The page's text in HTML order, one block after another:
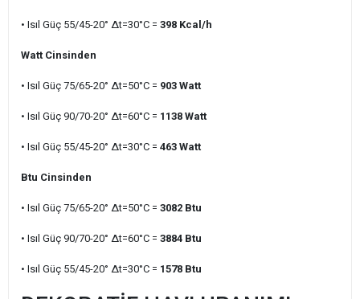
• Isıl Güç 55/45-20° ∆t=30°C = 398 Kcal/h
Watt Cinsinden
• Isıl Güç 75/65-20° ∆t=50°C = 903 Watt
• Isıl Güç 90/70-20° ∆t=60°C = 1138 Watt
• Isıl Güç 55/45-20° ∆t=30°C = 463 Watt
Btu Cinsinden
• Isıl Güç 75/65-20° ∆t=50°C = 3082 Btu
• Isıl Güç 90/70-20° ∆t=60°C = 3884 Btu
• Isıl Güç 55/45-20° ∆t=30°C = 1578 Btu